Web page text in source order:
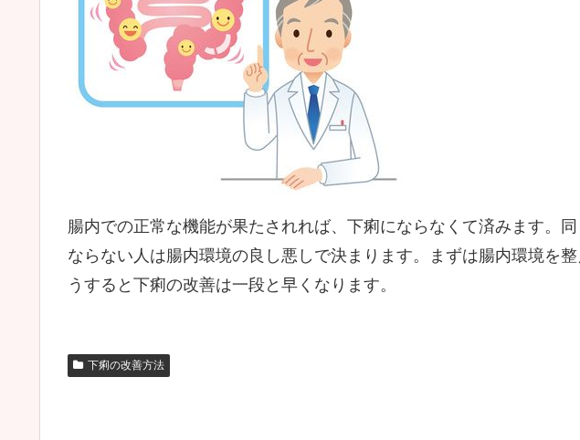
腸内での正常な機能が果たされれば、下痢にならなくて済みます。
ならない人は腸内環境の良し悪しで決まります。まずは腸内環境を
うすると下痢の改善は一段と早くなります。
下痢の改善方法